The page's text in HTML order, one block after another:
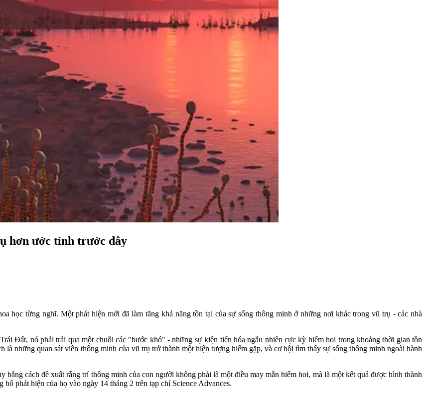
hơn ước tính trước đây
học từng nghĩ. Một phát hiện mới đã làm tăng khả năng tồn tại của sự sống thông minh ở những nơi khác trong vũ trụ - các nhà
Đất, nó phải trải qua một chuỗi các "bước khó" - những sự kiện tiến hóa ngẫu nhiên cực kỳ hiếm hoi trong khoảng thời gian tồn
những quan sát viên thông minh của vũ trụ trở thành một hiện tượng hiếm gặp, và cơ hội tìm thấy sự sống thông minh ngoài hành
cách đề xuất rằng trí thông minh của con người không phải là một điều may mắn hiếm hoi, mà là một kết quả được hình thành
phát hiện của họ vào ngày 14 tháng 2 trên tạp chí Science Advances.